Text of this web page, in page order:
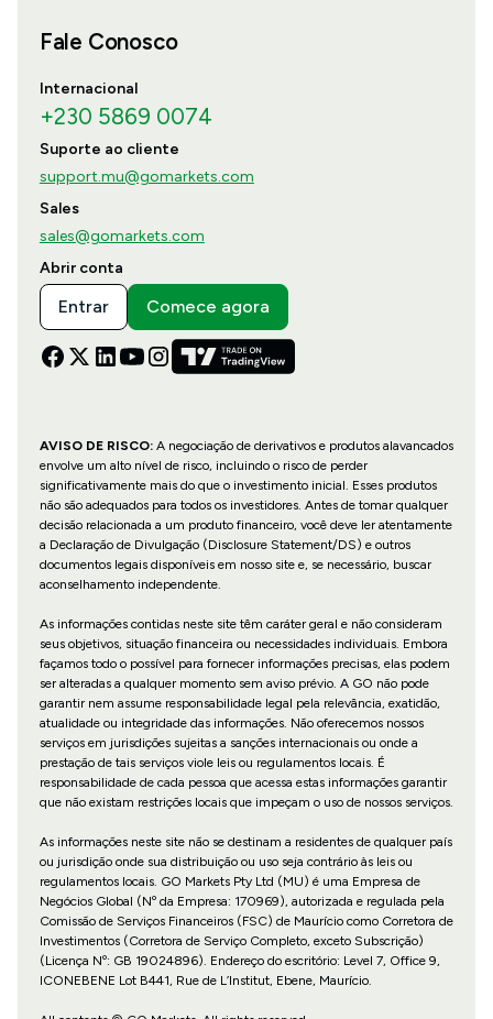
Fale Conosco
Internacional
+230 5869 0074
Suporte ao cliente
support.mu@gomarkets.com
Sales
sales@gomarkets.com
Abrir conta
Entrar Comece agora
AVISO DE RISCO:A negociação de derivativos e produtos alavancados
envolve um alto nível de risco, incluindo o risco de perder
significativamente mais do que o investimento inicial. Esses produtos
não são adequados para todos os investidores. Antes de tomar qualquer
decisão relacionada a um produto financeiro, você deve ler atentamente
a Declaração de Divulgação (Disclosure Statement/DS) e outros
documentos legais disponíveis em nosso site e, se necessário, buscar
aconselhamento independente.
As informações contidas neste site têm caráter geral e não consideram
seus objetivos, situação financeira ou necessidades individuais. Embora
façamos todo o possível para fornecer informações precisas, elas podem
ser alteradas a qualquer momento sem aviso prévio. A GO não pode
garantir nem assume responsabilidade legal pela relevância, exatidão,
atualidade ou integridade das informações. Não oferecemos nossos
serviços em jurisdições sujeitas a sanções internacionais ou onde a
prestação de tais serviços viole leis ou regulamentos locais. É
responsabilidade de cada pessoa que acessa estas informações garantir
que não existam restrições locais que impeçam o uso de nossos serviços.
As informações neste site não se destinam a residentes de qualquer país
ou jurisdição onde sua distribuição ou uso seja contrário às leis ou
regulamentos locais. GO Markets Pty Ltd (MU) é uma Empresa de
Negócios Global (Nº da Empresa: 170969), autorizada e regulada pela
Comissão de Serviços Financeiros (FSC) de Maurício como Corretora de
Investimentos (Corretora de Serviço Completo, exceto Subscrição)
(Licença Nº: GB 19024896). Endereço do escritório: Level 7, Office 9,
ICONEBENE Lot B441, Rue de L’Institut, Ebene, Maurício.